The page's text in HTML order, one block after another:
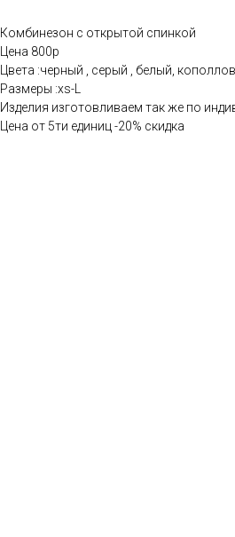
Комбинезон с открытой спинкой
Цена 800р
Цвета :черный , серый , белый,
Размеры :xs-L
Изделия изготовливаем так же по
Цена от 5ти единиц -20% скидка